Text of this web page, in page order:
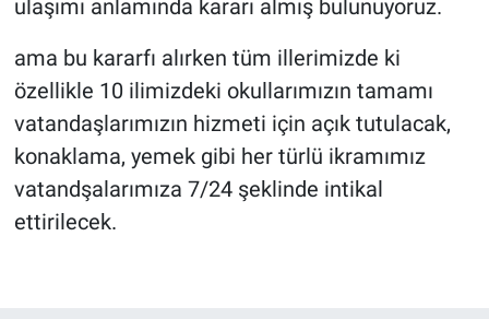
ulaşımı anlamında kararı almış bulunuyoruz.
ama bu kararfı alırken tüm illerimizde ki
özellikle 10 ilimizdeki okullarımızın tamamı
vatandaşlarımızın hizmeti için açık tutulacak,
konaklama, yemek gibi her türlü ikramımız
vatandşalarımıza 7/24 şeklinde intikal
ettirilecek.